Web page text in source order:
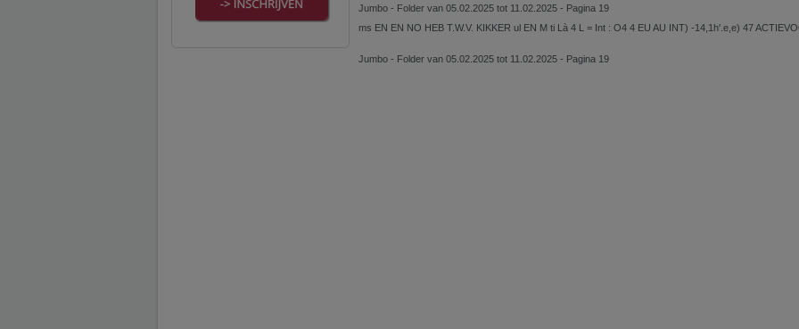
Jumbo - Folder van 05.02.2025 tot 11.02.2025 - Pagina 19
ms EN EN NO HEB T.W.V. KIKKER ul EN M ti Là 4 L = Int : O4 4 EU AU INT) -14,1h'.e,e) 47
Jumbo - Folder van 05.02.2025 tot 11.02.2025 - Pagina 19